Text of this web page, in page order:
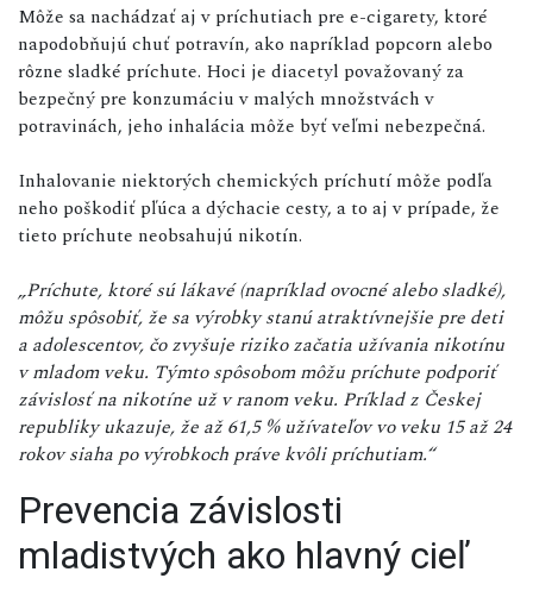
Môže sa nachádzať aj v príchutiach pre e-cigarety, ktoré
napodobňujú chuť potravín, ako napríklad popcorn alebo
rôzne sladké príchute. Hoci je diacetyl považovaný za
bezpečný pre konzumáciu v malých množstvách v
potravinách, jeho inhalácia môže byť veľmi nebezpečná.
Inhalovanie niektorých chemických príchutí môže podľa
neho poškodiť pľúca a dýchacie cesty, a to aj v prípade, že
tieto príchute neobsahujú nikotín.
„Príchute, ktoré sú lákavé (napríklad ovocné alebo sladké),
môžu spôsobiť, že sa výrobky stanú atraktívnejšie pre deti
a adolescentov, čo zvyšuje riziko začatia užívania nikotínu
v mladom veku. Týmto spôsobom môžu príchute podporiť
závislosť na nikotíne už v ranom veku. Príklad z Českej
republiky ukazuje, že až 61,5 % užívateľov vo veku 15 až 24
rokov siaha po výrobkoch práve kvôli príchutiam.“
Prevencia závislosti
mladistvých ako hlavný cieľ